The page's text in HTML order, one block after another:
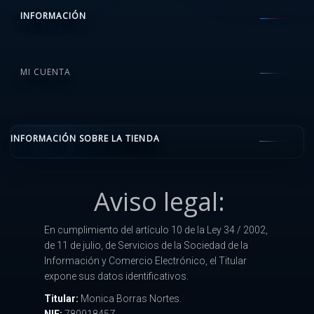
INFORMACIÓN
MI CUENTA
INFORMACIÓN SOBRE LA TIENDA
Aviso legal:
En cumplimiento del artículo 10 de la Ley 34 / 2002,
de 11 de julio, de Servicios de la Sociedad de la
Información y Comercio Electrónico, el Titular
expone sus datos identificativos.
Titular: Monica Borras Nortes.